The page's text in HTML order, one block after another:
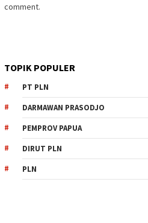
comment.
TOPIK POPULER
PT PLN
DARMAWAN PRASODJO
PEMPROV PAPUA
DIRUT PLN
PLN